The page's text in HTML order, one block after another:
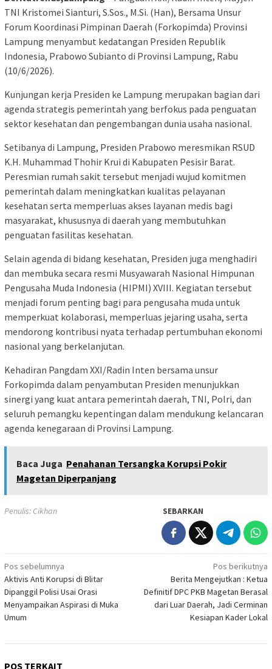
TNI Kristomei Sianturi, S.Sos., M.Si. (Han), Bersama Unsur
Forum Koordinasi Pimpinan Daerah (Forkopimda) Provinsi
Lampung menyambut kedatangan Presiden Republik
Indonesia, Prabowo Subianto di Provinsi Lampung, Rabu
(10/6/2026).
Kunjungan kerja Presiden ke Lampung merupakan bagian dari
agenda strategis pemerintah yang berfokus pada penguatan
sektor kesehatan dan pengembangan dunia usaha nasional.
Setibanya di Lampung, Presiden Prabowo meresmikan RSUD
K.H. Muhammad Thohir Krui di Kabupaten Pesisir Barat.
Peresmian rumah sakit tersebut menjadi wujud komitmen
pemerintah dalam meningkatkan kualitas pelayanan
kesehatan serta memperluas akses layanan medis bagi
masyarakat, khususnya di daerah yang membutuhkan
penguatan fasilitas kesehatan.
Selain agenda di bidang kesehatan, Presiden juga menghadiri
dan membuka secara resmi Musyawarah Nasional Himpunan
Pengusaha Muda Indonesia (HIPMI) XVIII. Kegiatan tersebut
menjadi forum penting bagi para pengusaha muda untuk
memperkuat kolaborasi, memperluas jejaring usaha, serta
mendorong kontribusi nyata terhadap pertumbuhan ekonomi
nasional yang berkelanjutan.
Kehadiran Pangdam XXI/Radin Inten bersama unsur
Forkopimda dalam penyambutan Presiden menunjukkan
sinergi yang kuat antara pemerintah daerah, TNI, Polri, dan
seluruh pemangku kepentingan dalam mendukung kelancaran
agenda kenegaraan di Provinsi Lampung.
Baca Juga Penahanan Tersangka Korupsi Pokir
Magetan Diperpanjang
Penulis: Cikhan SEBARKAN
Navigasi
pos
Pos sebelumnya
Aktivis Anti Korupsi di Blitar
Dipanggil Polisi Usai Orasi
Menyampaikan Aspirasi di Muka
Umum
Pos berikutnya
Berita Mengejutkan : Ketua
Definitif DPC PKB Magetan Berasal
dari Luar Daerah, Jadi Cerminan
Kesiapan Kader Lokal
POS TERKAIT